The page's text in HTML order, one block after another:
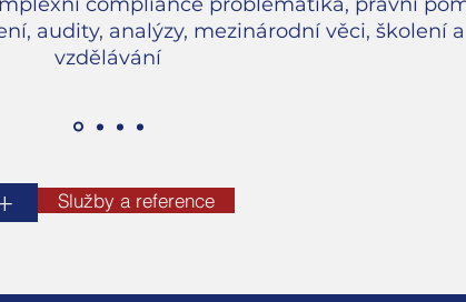
audity, analýzy, mezinárodní věci, školení a
vzdělávání
Služby a reference